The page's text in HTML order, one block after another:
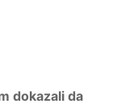
dokazali da